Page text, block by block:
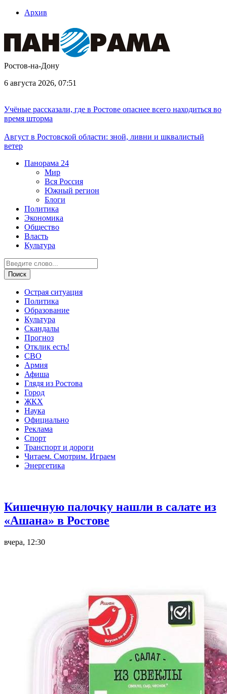
Архив
Ростов-на-Дону
6 августа 2026, 07:51
Учёные рассказали, где в Ростове опаснее всего находиться во
время шторма
Август в Ростовской области: зной, ливни и шквалистый
ветер
Панорама 24
Мир
Вся Россия
Южный регион
Блоги
Политика
Экономика
Общество
Власть
Культура
Острая ситуация
Политика
Образование
Культура
Скандалы
Прогноз
Отклик есть!
СВО
Армия
Афиша
Глядя из Ростова
Город
ЖКХ
Наука
Официально
Реклама
Спорт
Транспорт и дороги
Читаем. Смотрим. Играем
Энергетика
Кишечную палочку нашли в салате из
«Ашана» в Ростове
вчера, 12:30